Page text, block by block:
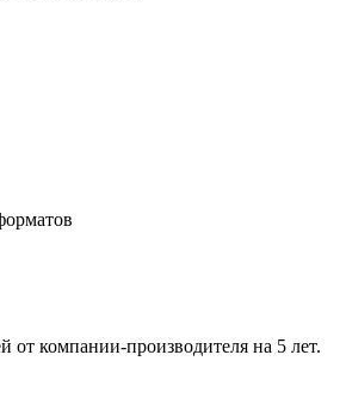
компании-производителя на 5 лет.